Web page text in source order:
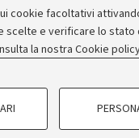
cookie facoltativi
e verificare lo
la nostra Cookie
- FACOLTATIVI